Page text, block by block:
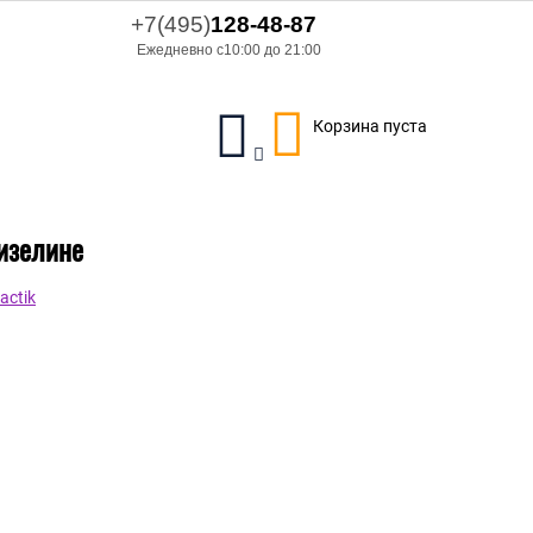
+7(495)128-48-87
Ежедневно с10:00 до 21:00
Корзина пуста